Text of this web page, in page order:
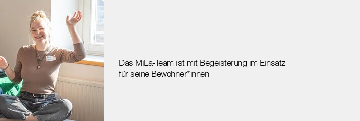
Das MiLa-Team ist mit Begeisterung im Einsatz
für seine Bewohner*innen